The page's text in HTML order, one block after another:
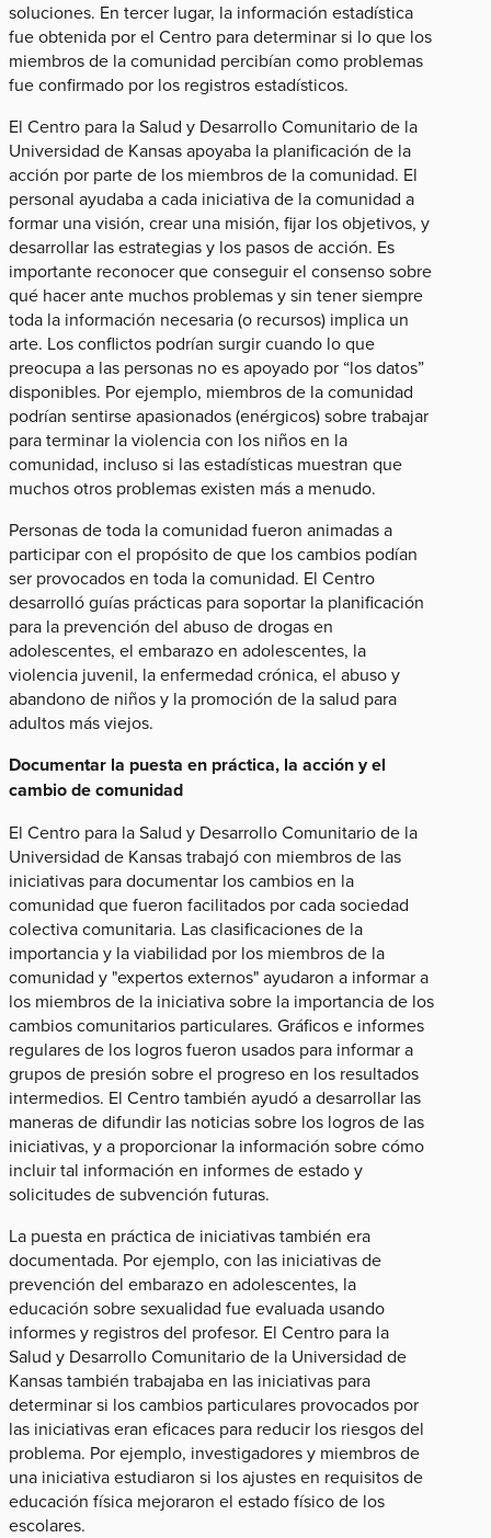
soluciones. En tercer lugar, la información estadística
fue obtenida por el Centro para determinar si lo que los
miembros de la comunidad percibían como problemas
fue confirmado por los registros estadísticos.
El Centro para la Salud y Desarrollo Comunitario de la
Universidad de Kansas​ apoyaba la planificación de la
acción por parte de los miembros de la comunidad. El
personal ayudaba a cada iniciativa de la comunidad a
formar una visión, crear una misión, fijar los objetivos, y
desarrollar las estrategias y los pasos de acción. Es
importante reconocer que conseguir el consenso sobre
qué hacer ante muchos problemas y sin tener siempre
toda la información necesaria (o recursos) implica un
arte. Los conflictos podrían surgir cuando lo que
preocupa a las personas no es apoyado por “los datos”
disponibles. Por ejemplo, miembros de la comunidad
podrían sentirse apasionados (enérgicos) sobre trabajar
para terminar la violencia con los niños en la
comunidad, incluso si las estadísticas muestran que
muchos otros problemas existen más a menudo.
Personas de toda la comunidad fueron animadas a
participar con el propósito de que los cambios podían
ser provocados en toda la comunidad. El Centro
desarrolló guías prácticas para soportar la planificación
para la prevención del abuso de drogas en
adolescentes, el embarazo en adolescentes, la
violencia juvenil, la enfermedad crónica, el abuso y
abandono de niños y la promoción de la salud para
adultos más viejos.
Documentar la puesta en práctica, la acción y el
cambio de comunidad
El Centro para la Salud y Desarrollo Comunitario de la
Universidad de Kansas​ trabajó con miembros de las
iniciativas para documentar los cambios en la
comunidad que fueron facilitados por cada sociedad
colectiva comunitaria. Las clasificaciones de la
importancia y la viabilidad por los miembros de la
comunidad y "expertos externos" ayudaron a informar a
los miembros de la iniciativa sobre la importancia de los
cambios comunitarios particulares. Gráficos e informes
regulares de los logros fueron usados para informar a
grupos de presión sobre el progreso en los resultados
intermedios. El Centro también ayudó a desarrollar las
maneras de difundir las noticias sobre los logros de las
iniciativas, y a proporcionar la información sobre cómo
incluir tal información en informes de estado y
solicitudes de subvención futuras.
La puesta en práctica de iniciativas también era
documentada. Por ejemplo, con las iniciativas de
prevención del embarazo en adolescentes, la
educación sobre sexualidad fue evaluada usando
informes y registros del profesor. El Centro para la
Salud y Desarrollo Comunitario de la Universidad de
Kansas​ también trabajaba en las iniciativas para
determinar si los cambios particulares provocados por
las iniciativas eran eficaces para reducir los riesgos del
problema. Por ejemplo, investigadores y miembros de
una iniciativa estudiaron si los ajustes en requisitos de
educación física mejoraron el estado físico de los
escolares.